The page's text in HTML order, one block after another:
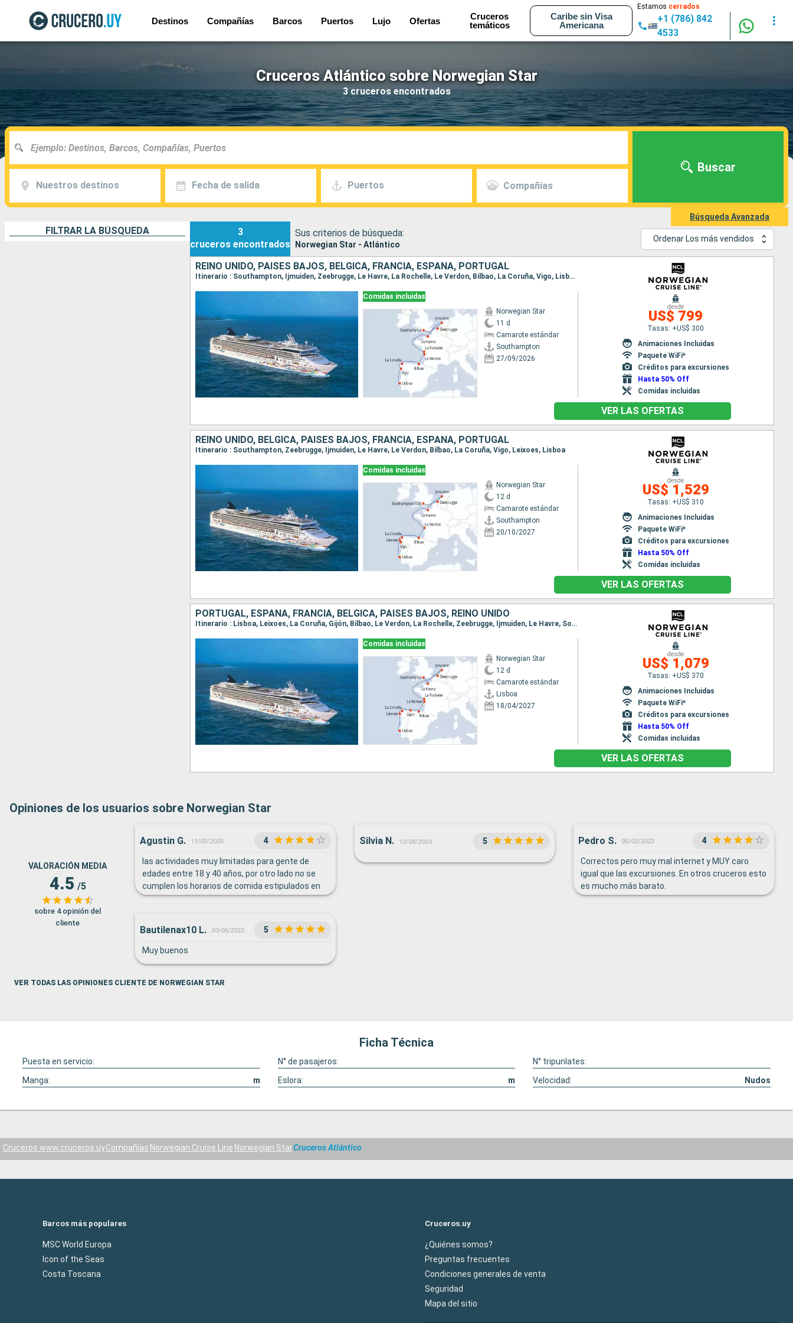
Destinos Compañías Barcos Puertos Lujo Ofertas
Cruceros
temáticos
Caribe sin Visa
Americana
Estamos cerrados
+1 (786) 842
4533
Cruceros Atlántico sobre Norwegian Star
3 cruceros encontrados
Nuestros destinos Fecha de salida Puertos Compañías
Buscar
Búsqueda Avanzada
FILTRAR LA BÚSQUEDA
3
cruceros encontrados
Sus criterios de búsqueda:
Norwegian Star - Atlántico
Ordenar Los más vendidos
REINO UNIDO, PAISES BAJOS, BÉLGICA, FRANCIA, ESPAÑA, PORTUGAL
Itinerario : Southampton, Ijmuiden, Zeebrugge, Le Havre, La Rochelle, Le Verdon, Bilbao, La Coruña, Vigo, Lisboa
Comidas incluidas
Norwegian Star
11 d
Camarote estándar
Southampton
27/09/2026
desde
US$ 799
Tasas: +US$ 300
Animaciones Incluidas
Paquete WiFi*
Créditos para excursiones
Hasta 50% Off
Comidas incluidas
VER LAS OFERTAS
REINO UNIDO, BÉLGICA, PAISES BAJOS, FRANCIA, ESPAÑA, PORTUGAL
Itinerario : Southampton, Zeebrugge, Ijmuiden, Le Havre, Le Verdon, Bilbao, La Coruña, Vigo, Leixoes, Lisboa
Comidas incluidas
Norwegian Star
12 d
Camarote estándar
Southampton
20/10/2027
desde
US$ 1,529
Tasas: +US$ 310
Animaciones Incluidas
Paquete WiFi*
Créditos para excursiones
Hasta 50% Off
Comidas incluidas
VER LAS OFERTAS
PORTUGAL, ESPAÑA, FRANCIA, BÉLGICA, PAISES BAJOS, REINO UNIDO
Itinerario : Lisboa, Leixoes, La Coruña, Gijón, Bilbao, Le Verdon, La Rochelle, Zeebrugge, Ijmuiden, Le Havre, Southampton
Comidas incluidas
Norwegian Star
12 d
Camarote estándar
Lisboa
18/04/2027
desde
US$ 1,079
Tasas: +US$ 370
Animaciones Incluidas
Paquete WiFi*
Créditos para excursiones
Hasta 50% Off
Comidas incluidas
VER LAS OFERTAS
Opiniones de los usuarios sobre Norwegian Star
VALORACIÓN MEDIA
4.5 /5
sobre 4 opinión del
cliente
Agustin G. 11/03/2025 4
las actividades muy limitadas para gente de
edades entre 18 y 40 años, por otro lado no se
cumplen los horarios de comida estipulados en
los folletos, dicen X hs y 30 minutos antes ya
Silvia N. 13/08/2024 5 Pedro S. 05/02/2023 4
Correctos pero muy mal internet y MUY caro
igual que las excursiones. En otros cruceros esto
es mucho más barato.
Bautilenax10 L. 30/06/2022 5
Muy buenos
VER TODAS LAS OPINIONES CLIENTE DE NORWEGIAN STAR
Ficha Técnica
Puesta en servicio: N° de pasajeros:
N° tripunlates:
Manga:
m Eslora: m Velocidad: Nudos
Cruceros www.cruceros.uyCompañías Norwegian Cruise Line Norwegian StarCruceros Atlántico
Barcos más populares
MSC World Europa
Icon of the Seas
Costa Toscana
Cruceros.uy
¿Quiénes somos?
Preguntas frecuentes
Condiciones generales de venta
Seguridad
Mapa del sitio